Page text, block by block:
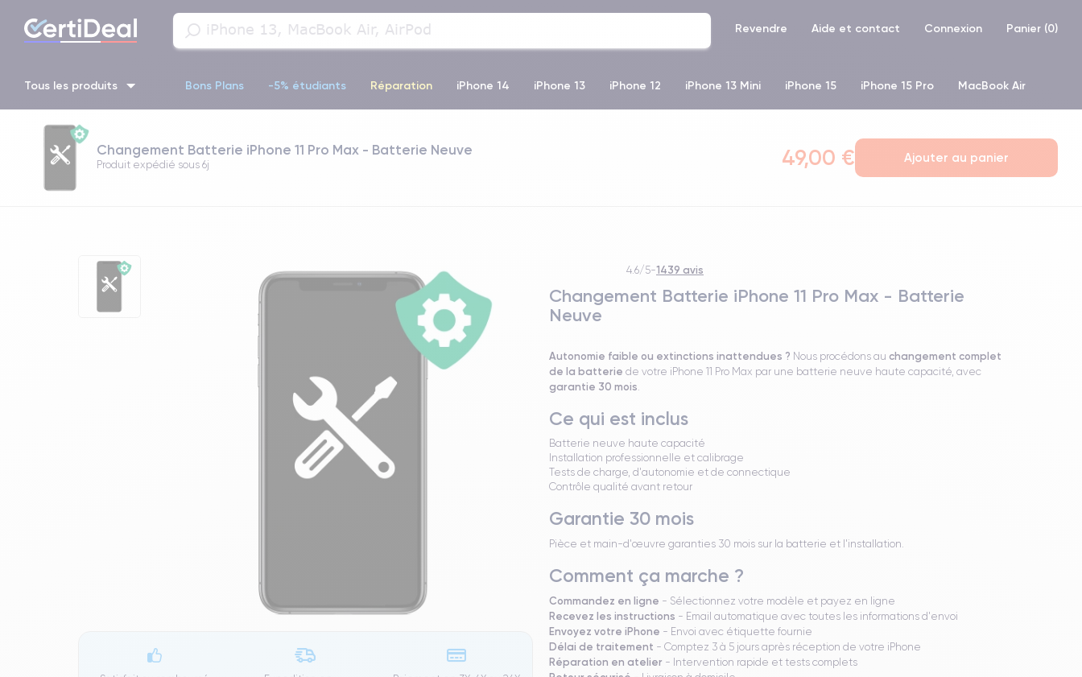
Revendre Aide et contact Connexion Panier (0)
Tous les produits Bons Plans -5% étudiants Réparation iPhone 14 iPhone 13 iPhone 12 iPhone 13 Mini iPhone 15 iPhone 15 Pro MacBook Air
iPhone 14 Pro
Changement Batterie iPhone 11 Pro Max - Batterie Neuve
Produit expédié sous 6j 49,00 € Ajouter au panier
4.6/5-1439 avis
Changement Batterie iPhone 11 Pro Max - Batterie
Neuve
Autonomie faible ou extinctions inattendues ? Nous procédons au changement complet
de la batterie de votre iPhone 11 Pro Max par une batterie neuve haute capacité, avec
garantie 30 mois
Ce qui est inclus
Batterie neuve haute capacité
Installation professionnelle et calibrage
Tests de charge, d'autonomie et de connectique
Contrôle qualité avant retour
Garantie 30 mois
Pièce et main-d'œuvre garanties 30 mois sur la batterie et l'installation.
Comment ça marche ?
Commandez en ligne - Sélectionnez votre modèle et payez en ligne
Recevez les instructions - Email automatique avec toutes les informations d'envoi
Envoyez votre iPhone - Envoi avec étiquette fournie
Délai de traitement - Comptez 3 à 5 jours après réception de votre iPhone
Réparation en atelier - Intervention rapide et tests complets